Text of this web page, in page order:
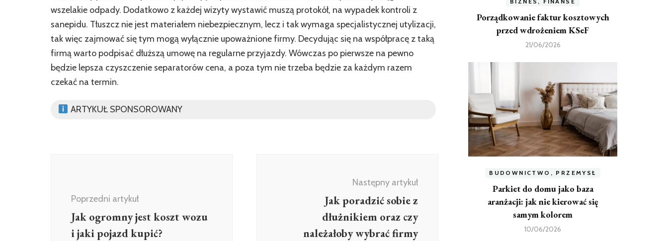
wszelakie odpady. Dodatkowo z każdej wizyty wystawić muszą protokół, na wypadek kontroli z
sanepidu. Tłuszcz nie jest materiałem niebezpiecznym, lecz i tak wymaga specjalistycznej utylizacji,
tak więc zajmować się tym mogą wyłącznie upoważnione firmy. Decydując się na współpracę z taką
firmą warto podpisać dłuższą umowę na regularne przyjazdy. Wówczas po pierwsze na pewno
będzie lepsza czyszczenie separatorów cena, a poza tym nie trzeba będzie za każdym razem
czekać na termin.
ARTYKUŁ SPONSOROWANY
Poprzedni artykuł
Jak ogromny jest koszt wozu
i jaki pojazd kupić?
Następny artykuł
Jak poradzić sobie z
dłużnikiem oraz czy
należałoby wybrać firmy
Porządkowanie faktur kosztowych
przed wdrożeniem KSeF
21/06/2026
BUDOWNICTWO, PRZEMYSŁ
Parkiet do domu jako baza
aranżacji: jak nie kierować się
samym kolorem
10/06/2026